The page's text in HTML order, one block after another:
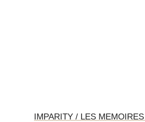
IMPARITY / LES